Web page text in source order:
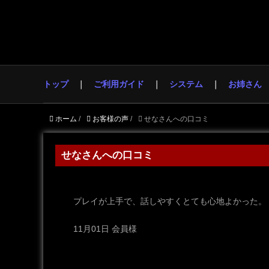
トップ ご利用ガイド システム お姉さん
ホーム / お客様の声 / せなさんへの口コミ
せなさんへの口コミ
プレイが上手で、話しやすくとても心地よかった。
11月01日 会員様